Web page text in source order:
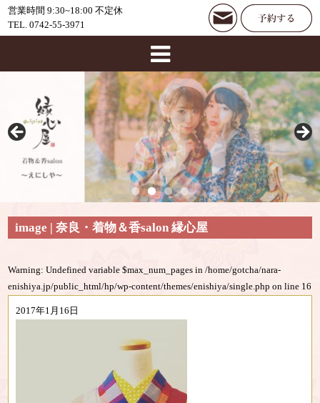
営業時間 9:30~18:00 不定休
TEL. 0742-55-3971
image | 奈良・着物＆香salon 縁心屋
Warning: Undefined variable $max_num_pages in/home/gotcha/nara-
enishiya.jp/public_html/hp/wp-content/themes/enishiya/single.php on line 16
2017年1月16日